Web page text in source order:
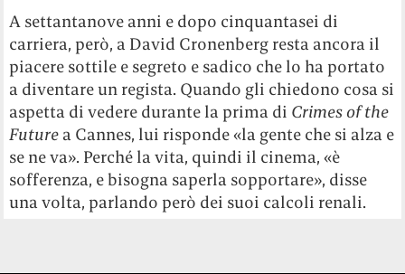
A settantanove anni e dopo cinquantasei di
carriera, però, a David Cronenberg resta ancora il
piacere sottile e segreto e sadico che lo ha portato
a diventare un regista. Quando gli chiedono cosa si
aspetta di vedere durante la prima di Crimes of the
Future a Cannes, lui risponde «la gente che si alza e
se ne va». Perché la vita, quindi il cinema, «è
sofferenza, e bisogna saperla sopportare», disse
una volta, parlando però dei suoi calcoli renali.